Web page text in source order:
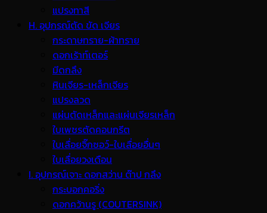
แปรงทาสี
H. อุปกรณ์ตัด ขัด เจียร
กระดาษทราย-ผ้าทราย
ดอกเร้าท์เตอร์
มีดกลึง
หินเจียร-เหล็กเจียร
แปรงลวด
แผ่นตัดเหล็กและแผ่นเจียรเหล็ก
ใบเพชรตัดคอนกรีต
ใบเลื่อยจิ๊กซอว์-ใบเลื่อยอื่นๆ
ใบเลื่อยวงเดือน
I. อุปกรณ์เจาะ ดอกสว่าน ต๊าป กลึง
กระบอกคอริ่ง
ดอกคว้านรู (COUTERSINK)